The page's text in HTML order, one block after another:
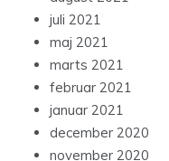
juli 2021
maj 2021
marts 2021
februar 2021
januar 2021
december 2020
november 2020